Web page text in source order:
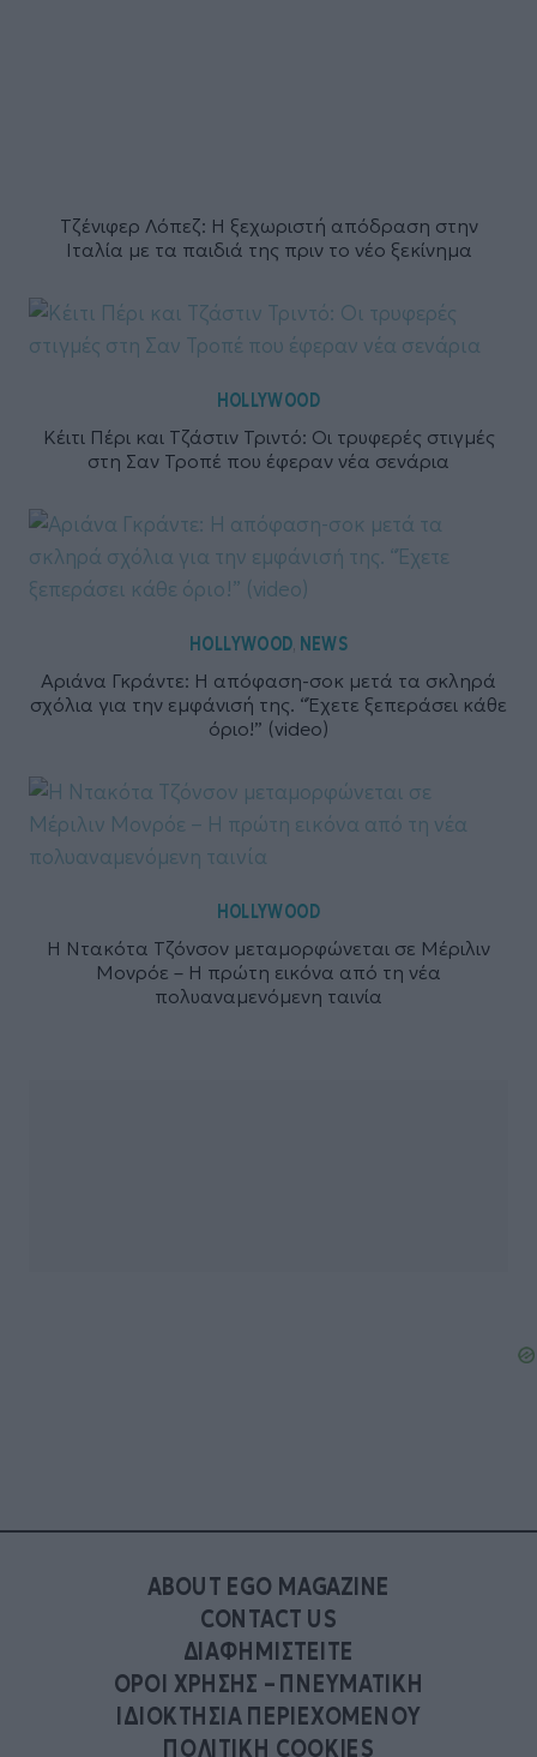
Τζένιφερ Λόπεζ: Η ξεχωριστή απόδραση στην
Ιταλία με τα παιδιά της πριν το νέο ξεκίνημα
HOLLYWOOD
Κέιτι Πέρι και Τζάστιν Τριντό: Οι τρυφερές στιγμές
στη Σαν Τροπέ που έφεραν νέα σενάρια
HOLLYWOOD, NEWS
Αριάνα Γκράντε: Η απόφαση-σοκ μετά τα σκληρά
σχόλια για την εμφάνισή της. “Έχετε ξεπεράσει κάθε
όριο!” (video)
HOLLYWOOD
Η Ντακότα Τζόνσον μεταμορφώνεται σε Μέριλιν
Μονρόε – Η πρώτη εικόνα από τη νέα
πολυαναμενόμενη ταινία
ABOUT EGO MAGAZINE
CONTACT US
ΔΙΑΦΗΜΙΣΤΕΙΤΕ
ΟΡΟΙ ΧΡΗΣΗΣ – ΠΝΕΥΜΑΤΙΚΗ
ΙΔΙΟΚΤΗΣΙΑ ΠΕΡΙΕΧΟΜΕΝΟΥ
ΠΟΛΙΤΙΚΗ COOKIES